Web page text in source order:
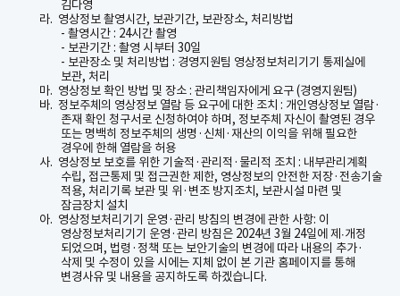
김다영
라. 영상정보 촬영시간, 보관기간, 보관장소, 처리방법
- 촬영시간 : 24시간 촬영
- 보관기간 : 촬영 시부터 30일
- 보관장소 및 처리방법 : 경영지원팀 영상정보처리기기 통제실에
보관, 처리
마. 영상정보 확인 방법 및 장소 : 관리책임자에게 요구(경영지원팀)
바. 정보주체의 영상정보 열람 등 요구에 대한 조치 : 개인영상정보 열람·
존재 확인 청구서로 신청하여야 하며, 정보주체 자신이 촬영된 경우
또는 명백히 정보주체의 생명 · 신체 · 재산의 이익을 위해 필요한
경우에 한해 열람을 허용
사. 영상정보 보호를 위한 기술적 ·관리적 · 물리적 조치 : 내부관리계획
수립, 접근통제 및 접근권한 제한, 영상정보의 안전한 저장·전송기술
적용, 처리기록 보관 및 위 · 변조 방지조치, 보관시설 마련 및
잠금장치 설치
아. 영상정보처리기기 운영 ·관리 방침의 변경에 관한 사항: 이
영상정보처리기기 운영 ·관리 방침은 2024년 3월 24일에 제 ∙개정
되었으며, 법령 · 정책 또는 보안기술의 변경에 따라 내용의 추가·
삭제 및 수정이 있을 시에는 지체 없이 본 기관 홈페이지를 통해
변경사유 및 내용을 공지하도록 하겠습니다.